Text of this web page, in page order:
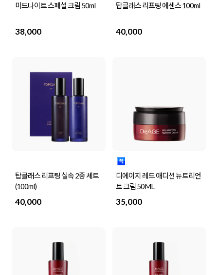
미드나이트 스페셜 크림 50ml
38,000
탑클래스 리프팅 에센스 100ml
40,000
탑클래스 리프팅 실속 2종 세트
(100ml)
40,000
디에이지 레드 애디션 뉴트리언
트 크림 50ML
35,000